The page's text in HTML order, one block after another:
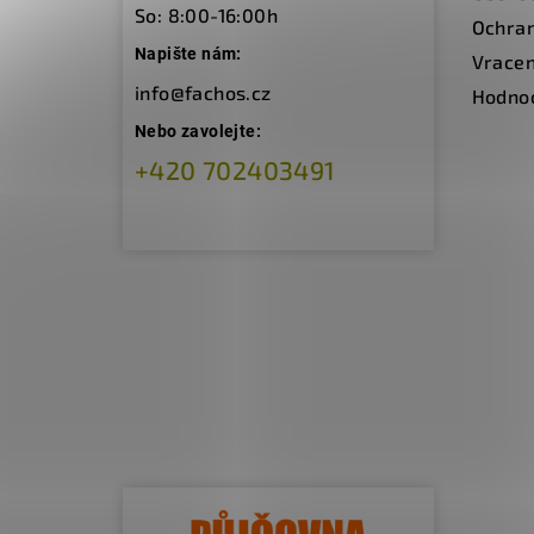
So: 8:00-16:00h
Napište nám:
info@fachos.cz
Nebo zavolejte:
+420 702403491